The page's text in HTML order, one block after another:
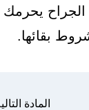
يحرمك
بقائها.
المادة